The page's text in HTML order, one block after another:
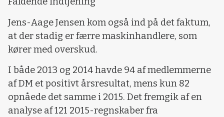
Jens-Aage Jensen kom også ind på det faktum,
at der stadig er færre maskinhandlere, som
kører med overskud.
I både 2013 og 2014 havde 94 af medlemmerne
af DM et positivt årsresultat, mens kun 82
opnåede det samme i 2015. Det fremgik af en
analyse af 121 2015-regnskaber fra